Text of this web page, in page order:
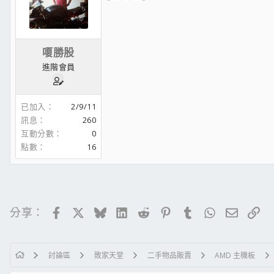
嗄勝股
進階會員
已加入
2/9/11
訊息
260
互動分數
0
點數
16
分享： FacebookBlueskyLinkedIn
RedditPinterestTumblrWhatsApp
電子郵件
連結
討論區 敗家天堂 二手物品販賣 AMD 主機板